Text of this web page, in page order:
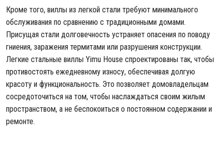
Кроме того, виллы из легкой стали требуют минимального
обслуживания по сравнению с традиционными домами.
Присущая стали долговечность устраняет опасения по поводу
гниения, заражения термитами или разрушения конструкции.
Легкие стальные виллы Yimu House спроектированы так, чтобы
противостоять ежедневному износу, обеспечивая долгую
красоту и функциональность. Это позволяет домовладельцам
сосредоточиться на том, чтобы наслаждаться своим жилым
пространством, а не беспокоиться о постоянном содержании и
ремонте.